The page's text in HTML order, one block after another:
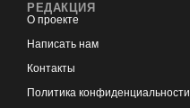
РЕДАКЦИЯ
О проекте
Написать нам
Контакты
Политика конфиденциальности